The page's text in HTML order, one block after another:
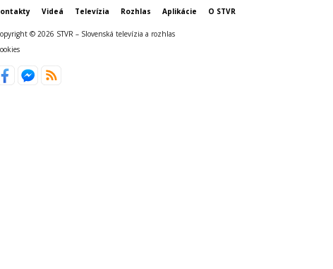
Videá Televízia Rozhlas Aplikácie O STVR
© 2026 STVR – Slovenská televízia a rozhlas